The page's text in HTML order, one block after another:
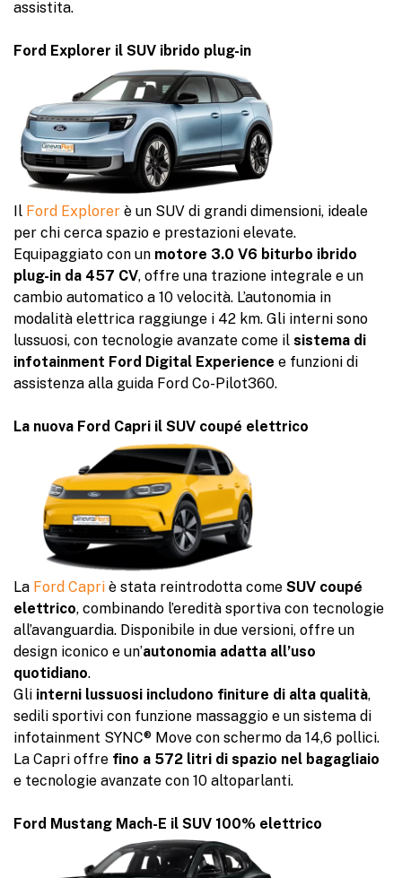
assistita.
Ford Explorer il SUV ibrido plug-in
Il Ford Explorer è un SUV di grandi dimensioni, ideale
per chi cerca spazio e prestazioni elevate.
Equipaggiato con un motore 3.0 V6 biturbo ibrido
plug-in da 457 CV, offre una trazione integrale e un
cambio automatico a 10 velocità. L’autonomia in
modalità elettrica raggiunge i 42 km. Gli interni sono
lussuosi, con tecnologie avanzate come il sistema di
infotainment Ford Digital Experience e funzioni di
assistenza alla guida Ford Co-Pilot360.
La nuova Ford Capri il SUV coupé elettrico
La Ford Capri è stata reintrodotta come SUV coupé
elettrico, combinando l’eredità sportiva con tecnologie
all’avanguardia. Disponibile in due versioni, offre un
design iconico e un’autonomia adatta all’uso
quotidiano.
Gli interni lussuosi includono finiture di alta qualità,
sedili sportivi con funzione massaggio e un sistema di
infotainment SYNC® Move con schermo da 14,6 pollici.
La Capri offre fino a 572 litri di spazio nel bagagliaio
e tecnologie avanzate con 10 altoparlanti.
Ford Mustang Mach-E il SUV 100% elettrico